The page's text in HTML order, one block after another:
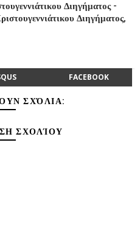
Διηγήματος -
Διηγήματος,
FACEBOOK
ΣΧΌΛΙΑ:
ΣΧΟΛΊΟΥ